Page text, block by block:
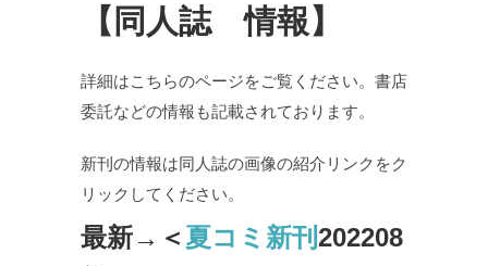
【同人誌 情報】
詳細はこちらのページをご覧ください。書店
委託などの情報も記載されております。
新刊の情報は同人誌の画像の紹介リンクをク
リックしてください。
最新→＜ 夏コミ新刊 202208